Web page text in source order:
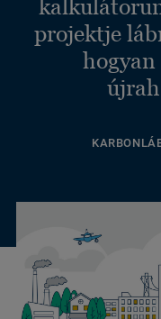
projektje